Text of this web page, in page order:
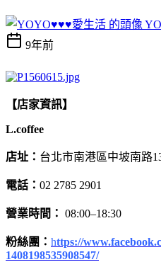
9年前
【店家資訊】
L.coffee
店址： 台北市南港區中坡南路
電話： 02 2785 2901
營業時間： 08:00–18:30
粉絲團： https://
1408198535908547/